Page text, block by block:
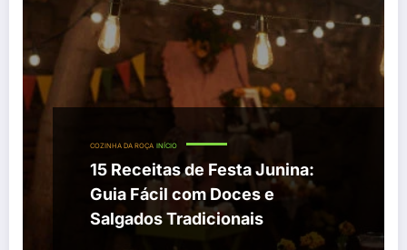
COZINHA DA ROÇA INÍCIO
15 Receitas de Festa Junina:
Guia Fácil com Doces e
Salgados Tradicionais